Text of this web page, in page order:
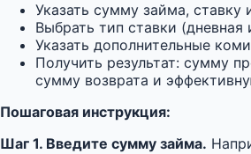
Указать сумму займа, ставку
Выбрать тип ставки (дневная
Указать дополнительные
Получить результат: сумму
сумму возврата и
Пошаговая инструкция:
Шаг 1. Введите сумму займа.